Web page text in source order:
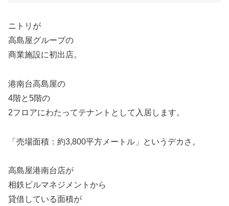
ニトリが
高島屋グループの
商業施設に初出店。
港南台高島屋の
4階と5階の
2フロアにわたってテナントとして入居します。
「売場面積：約3,800平方メートル」というデカさ。
高島屋港南台店が
相鉄ビルマネジメントから
貸借している面積が